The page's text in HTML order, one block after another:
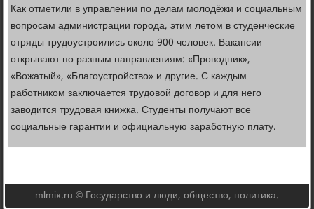
Как отметили в управлении по делам молодёжи и социальным
вопросам администрации города, этим летом в студенческие
отряды трудоустроились около 900 человек. Вакансии
открывают по разным направлениям: «Проводник»,
«Вожатый», «Благоустройство» и другие. С каждым
работником заключается трудовой договор и для него
заводится трудовая книжка. Студенты получают все
социальные гарантии и официальную заработную плату.
mlmix.ru © Государство и люди, общество, политика.